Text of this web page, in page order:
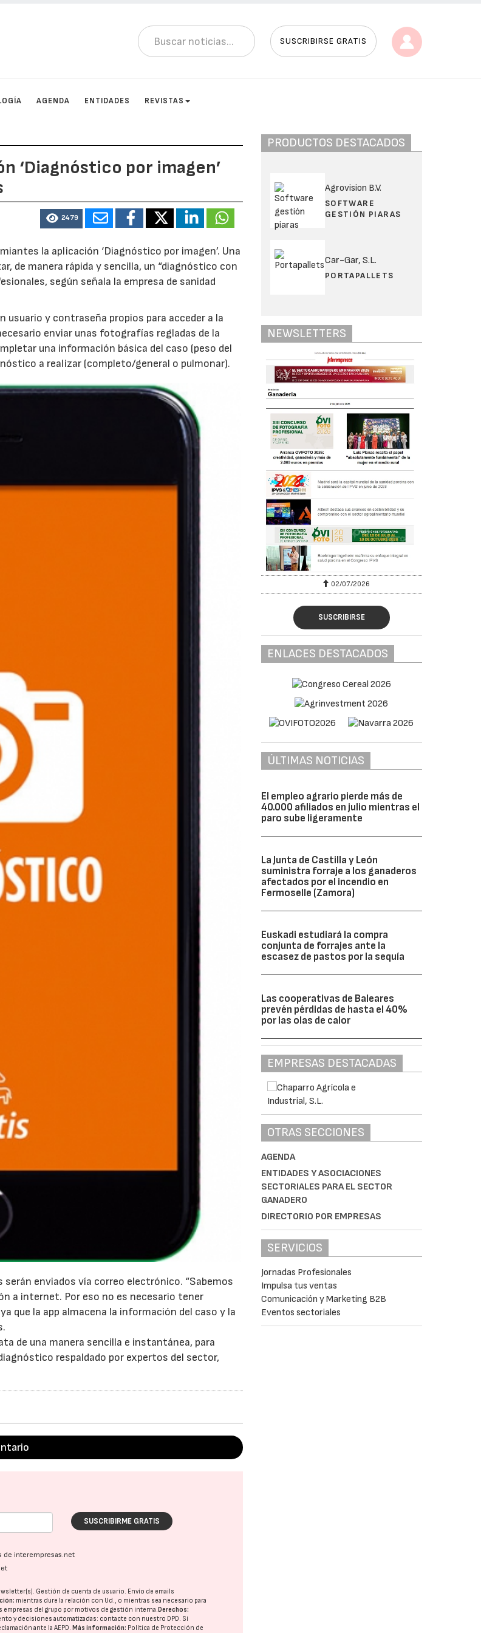
SUSCRIBIRSE GRATIS
AGENDA ENTIDADES REVISTAS
‘Diagnóstico por imagen’
2479
la aplicación ‘Diagnóstico por imagen’. Una
de manera rápida y sencilla, un “diagnóstico con
según señala la empresa de sanidad
usuario y contraseña propios para acceder a la
enviar unas fotografías regladas de la
una información básica del caso (peso del
a realizar (completo/general o pulmonar).
enviados vía correo electrónico. “Sabemos
a internet. Por eso no es necesario tener
que la app almacena la información del caso y la
de una manera sencilla e instantánea, para
respaldado por expertos del sector,
SUSCRIBIRME GRATIS
de interempresas.net
Gestión de cuenta de usuario. Envío de emails
mientras dure la relación con Ud., o mientras sea necesario para
empresas del grupo por motivos de gestión interna.Derechos:
y decisiones automatizadas: contacte con nuestro DPD. Si
ante laAEPD.Más información: Política de Protección de
PRODUCTOS DESTACADOS
Agrovision B.V.
SOFTWARE
GESTIÓN PIARAS
Car-Gar, S.L.
PORTAPALLETS
NEWSLETTERS
16/07/2026 02/07/2026
SUSCRIBIRSE
ENLACES DESTACADOS
ÚLTIMAS NOTICIAS
El empleo agrario pierde más de
40.000 afiliados en julio mientras el
paro sube ligeramente
La Junta de Castilla y León
suministra forraje a los ganaderos
afectados por el incendio en
Fermoselle (Zamora)
Euskadi estudiará la compra
conjunta de forrajes ante la
escasez de pastos por la sequía
Las cooperativas de Baleares
prevén pérdidas de hasta el 40%
por las olas de calor
EMPRESAS DESTACADAS
OTRAS SECCIONES
AGENDA
ENTIDADES Y ASOCIACIONES
SECTORIALES PARA EL SECTOR
GANADERO
DIRECTORIO POR EMPRESAS
SERVICIOS
Jornadas Profesionales
Impulsa tus ventas
Comunicación y Marketing B2B
Eventos sectoriales